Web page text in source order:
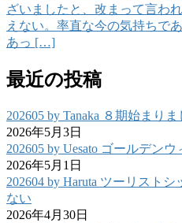
ざいましたと、改まって言わ
えない。率直な今の気持ちで
あっ […]
最近の投稿
202605 by Tanaka ８期始まりま
2026年5月3日
202605 by Uesato ゴールデン
2026年5月1日
202604 by Haruta ツーリスト
ない
2026年4月30日